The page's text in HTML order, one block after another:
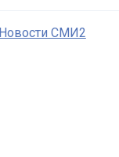
Новости СМИ2